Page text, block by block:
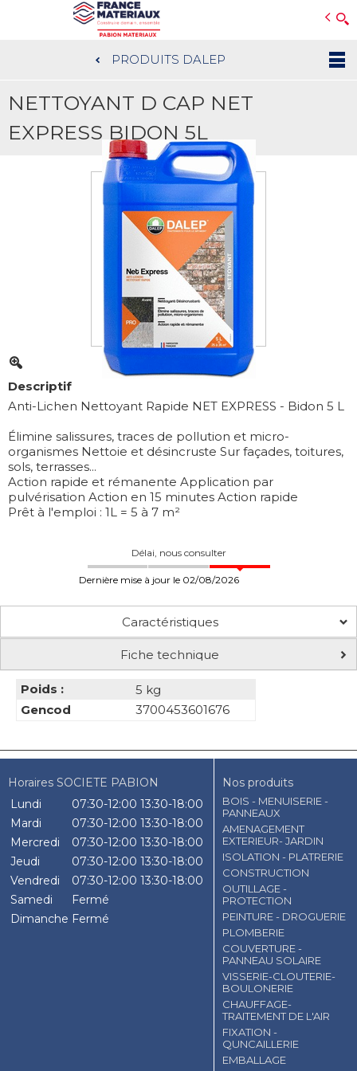
au
contenu
PRODUITS DALEP
NETTOYANT D CAP NET
EXPRESS BIDON 5L
Descriptif
Anti-Lichen Nettoyant Rapide NET EXPRESS - Bidon 5 L
Élimine salissures, traces de pollution et micro-
organismes Nettoie et désincruste Sur façades, toitures,
sols, terrasses...
Action rapide et rémanente Application par
pulvérisation Action en 15 minutes Action rapide
Prêt à l'emploi : 1L = 5 à 7 m²
Délai, nous consulter
Dernière mise à jour le 02/08/2026
Caractéristiques
Fiche technique
Poids :
5 kg
Gencod
3700453601676
Horaires SOCIETE PABION
Lundi
07:30-12:00 13:30-18:00
Mardi
07:30-12:00 13:30-18:00
Mercredi
07:30-12:00 13:30-18:00
Jeudi
07:30-12:00 13:30-18:00
Vendredi
07:30-12:00 13:30-18:00
Samedi
Fermé
Dimanche Fermé
Nos produits
BOIS - MENUISERIE -
PANNEAUX
AMENAGEMENT
EXTERIEUR- JARDIN
ISOLATION - PLATRERIE
CONSTRUCTION
OUTILLAGE -
PROTECTION
PEINTURE - DROGUERIE
PLOMBERIE
COUVERTURE -
PANNEAU SOLAIRE
VISSERIE-CLOUTERIE-
BOULONERIE
CHAUFFAGE-
TRAITEMENT DE L'AIR
FIXATION -
QUNCAILLERIE
EMBALLAGE